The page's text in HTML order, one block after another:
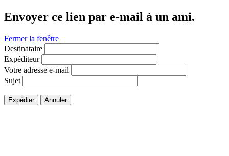
Envoyer ce lien par e-mail à un ami.
Fermer la fenêtre
Destinataire
Expéditeur
Votre adresse e-mail
Sujet
Expédier Annuler